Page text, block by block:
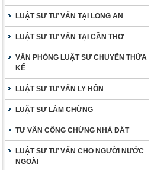
LUẬT SƯ TƯ VẤN TẠI LONG AN
LUẬT SƯ TƯ VẤN TẠI CẦN THƠ
VĂN PHÒNG LUẬT SƯ CHUYÊN THỪA
KẾ
LUẬT SƯ TƯ VẤN LY HÔN
LUẬT SƯ LÀM CHỨNG
TƯ VẤN CÔNG CHỨNG NHÀ ĐẤT
LUẬT SƯ TƯ VẤN CHO NGƯỜI NƯỚC
NGOÀI